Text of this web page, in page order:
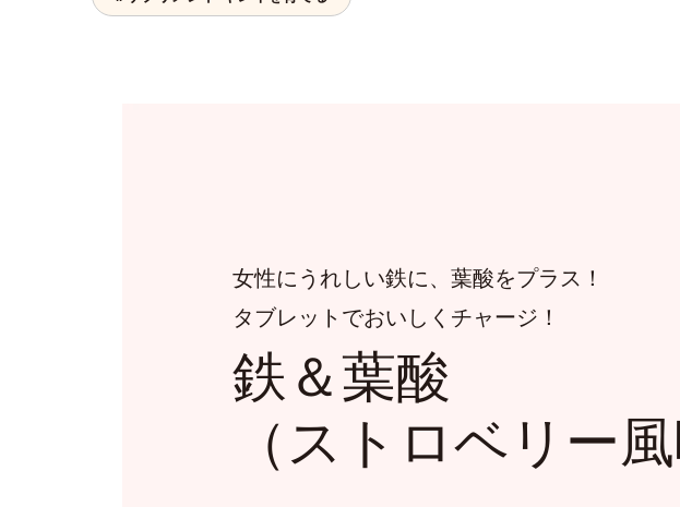
女性にうれしい鉄に、葉酸をプラス！
タブレットでおいしくチャージ！
鉄＆葉酸
（ストロベリー風